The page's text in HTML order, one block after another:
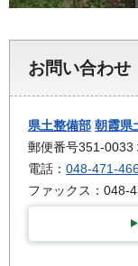
お問い合わせ
県土整備部 朝霞県
郵便番号351-0033
電話： 048-471-
ファックス：048-